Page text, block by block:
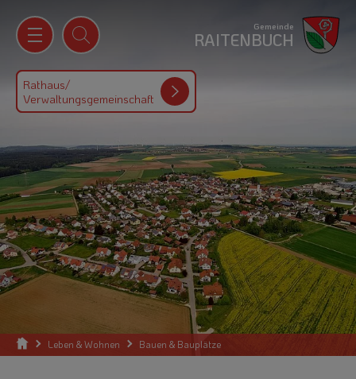
Gemeinde
RAITENBUCH
Rathaus/
Verwaltungsgemeinschaft
Leben & Wohnen Bauen & Bauplätze